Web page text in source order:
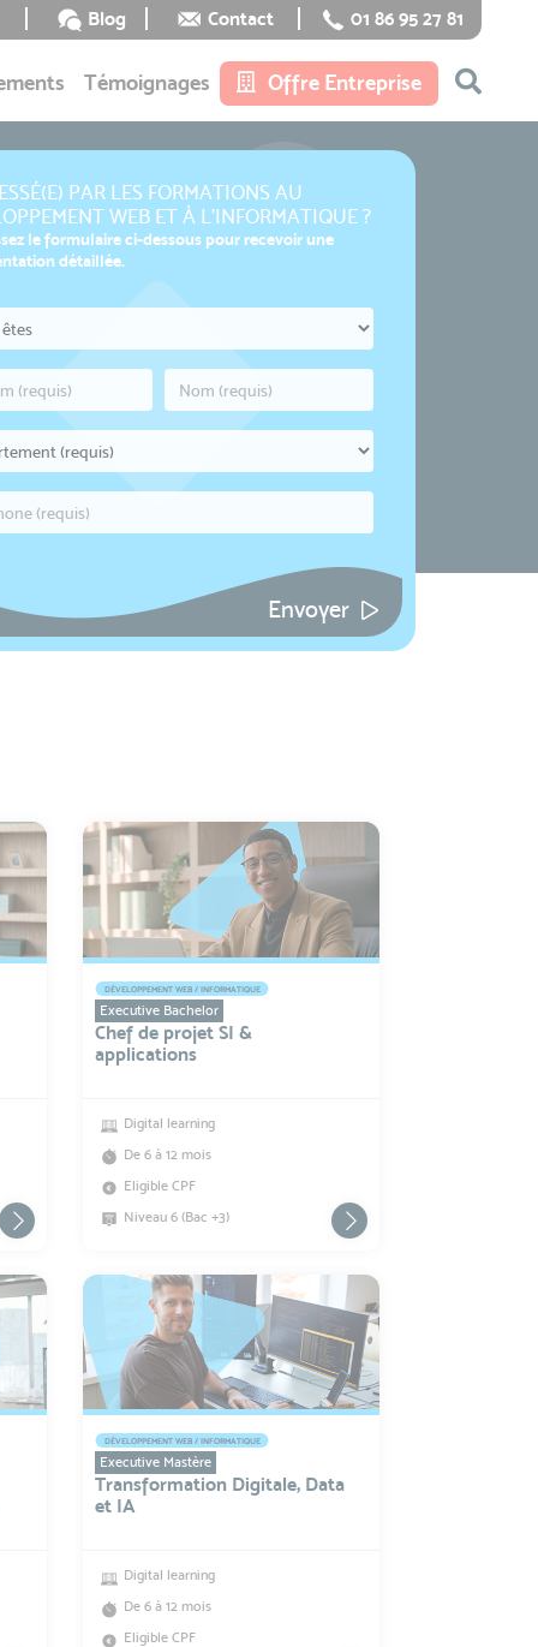
Blog Contact 01 86 95 27 81
Témoignages Offre Entreprise
PAR LES FORMATIONS AU
WEB ET À L'INFORMATIQUE ?
le formulaire ci-dessous pour recevoir une
détaillée.
Envoyer
DÉVELOPPEMENT WEB / INFORMATIQUE
Executive Bachelor
Chef de projet SI &
applications
Digital learning
De 6 à 12 mois
Eligible CPF
Niveau 6 (Bac +3)
DÉVELOPPEMENT WEB / INFORMATIQUE
Executive Mastère
Transformation Digitale, Data
et IA
Digital learning
De 6 à 12 mois
Eligible CPF